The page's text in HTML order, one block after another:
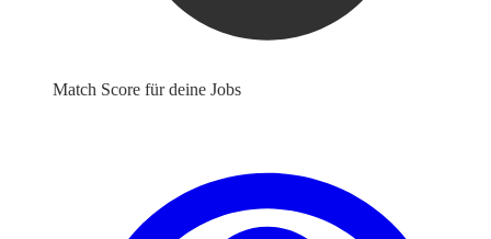
Match Score für deine Jobs